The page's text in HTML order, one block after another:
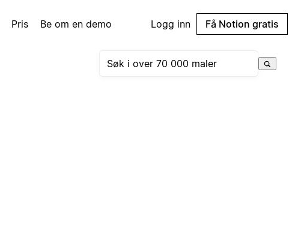
Pris Be om en demo Logg inn Få Notion gratis